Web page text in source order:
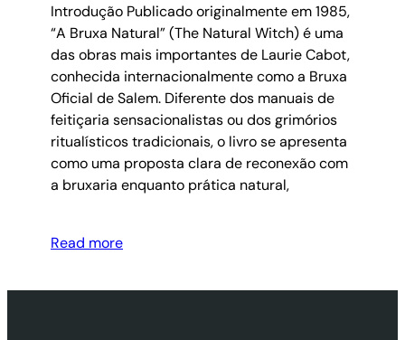
Introdução Publicado originalmente em 1985,
“A Bruxa Natural” (The Natural Witch) é uma
das obras mais importantes de Laurie Cabot,
conhecida internacionalmente como a Bruxa
Oficial de Salem. Diferente dos manuais de
feitiçaria sensacionalistas ou dos grimórios
ritualísticos tradicionais, o livro se apresenta
como uma proposta clara de reconexão com
a bruxaria enquanto prática natural,
Read more